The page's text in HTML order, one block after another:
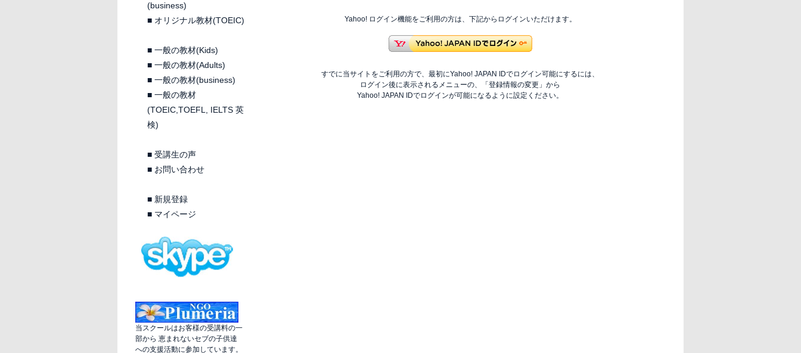
(business)
■ オリジナル教材(TOEIC)
■ 一般の教材(Kids)
■ 一般の教材(Adults)
■ 一般の教材(business)
■ 一般の教材
(TOEIC,TOEFL, IELTS 英
検)
■ 受講生の声
■ お問い合わせ
■ 新規登録
■ マイページ
当スクールはお客様の受講料の一
部から 恵まれないセブの子供達
への支援活動に参加しています。
Yahoo! ログイン機能をご利用の方は、下記からログインいただけます。
すでに当サイトをご利用の方で、最初にYahoo! JAPAN IDでログイン可能にするには、
ログイン後に表示されるメニューの、「登録情報の変更」から
Yahoo! JAPAN IDでログインが可能になるように設定ください。